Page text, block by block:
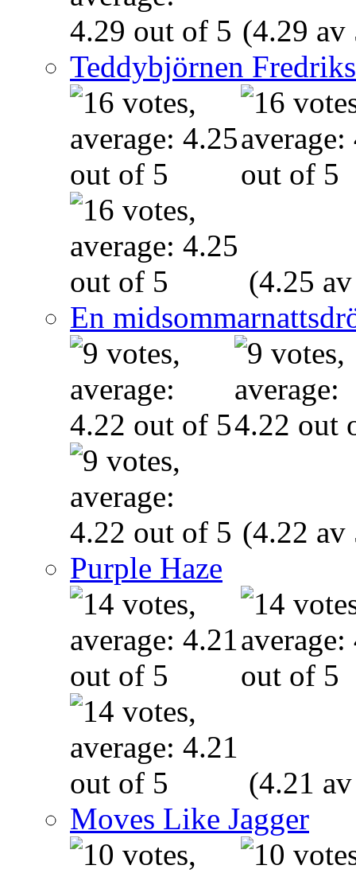
(4.29 av
Teddybjörnen
(4.25
En
(4.22 av
Purple Haze
(4.21
Moves Like Jagger